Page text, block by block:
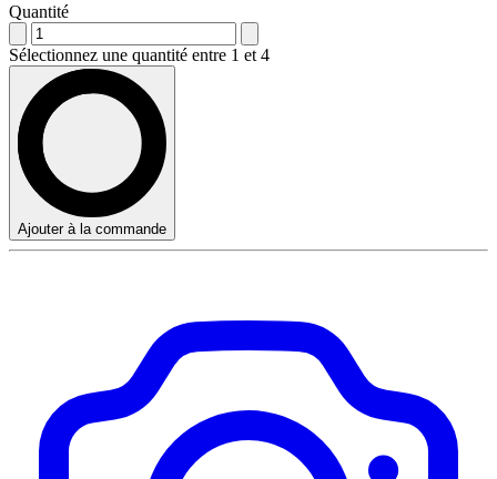
Quantité
Sélectionnez une quantité entre 1 et 4
Ajouter à la commande